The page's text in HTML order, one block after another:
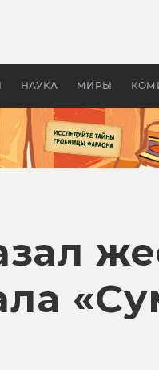
НАУКА МИРЫ
апокалипсис, в России —